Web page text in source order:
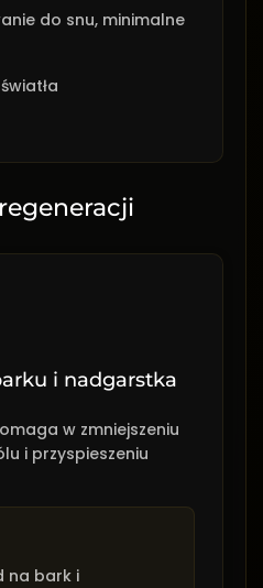
do snu, minimalne
i nadgarstka
w zmniejszeniu
i przyspieszeniu
na bark i